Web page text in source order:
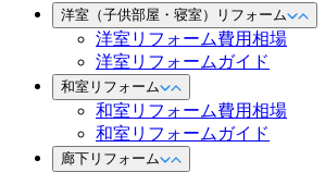
洋室（子供部屋・寝室）リフォーム
洋室リフォーム費用相場
洋室リフォームガイド
和室リフォーム
和室リフォーム費用相場
和室リフォームガイド
廊下リフォーム